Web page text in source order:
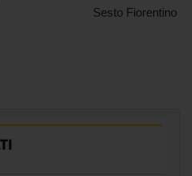
Sesto Fiorentino